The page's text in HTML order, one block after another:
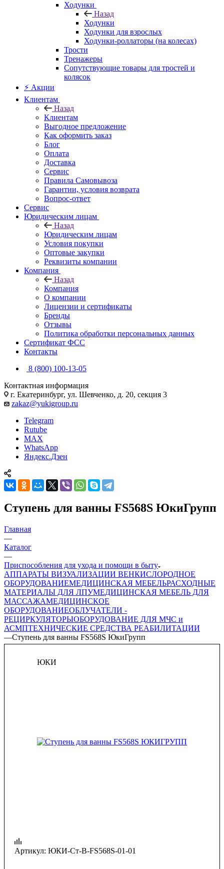
Ходунки
Назад
Ходунки
Ходунки для взрослых
Ходунки-роллаторы (на колесах)
Трости
Тренажеры
Сопутствующие товары для тростей и
колясок
⚡ Акции
Клиентам
Назад
Клиентам
Выгодное предложение
Как оформить заказ
Блог
Оплата
Доставка
Сервис
Правила Самовывоза
Гарантии, условия возврата
Вопрос-ответ
Сервис
Юридическим лицам
Назад
Юридическим лицам
Условия покупки
Оптовые закупки
Реквизиты компании
Компания
Назад
Компания
О компании
Лицензии и сертификаты
Бренды
Отзывы
Политика обработки персональных данных
Сертификат ФСС
Контакты
8 (800) 100-13-05
Контактная информация
г. Екатеринбург, ул. Шевченко, д. 20, секция 3
zakaz@yukigroup.ru
Telegram
Rutube
MAX
WhatsApp
Яндекс.Дзен
Ступень для ванны FS568S ЮкиГрупп
Главная
—
Каталог
—
Приспособления для ухода и помощи в быту
АППАРАТЫ ВИЗУАЛИЗАЦИИ ВЕНКИСЛОРОДНОЕ
ОБОРУДОВАНИЕМЕДИЦИНСКАЯ МЕБЕЛЬРАСХОДНЫЕ
МАТЕРИАЛЫ ДЛЯ ЛПУМЕДИЦИНСКАЯ МЕБЕЛЬ ДЛЯ
МАССАЖАМЕДИЦИНСКОЕ
ОБОРУДОВАНИЕОБЛУЧАТЕЛИ -
РЕЦИРКУЛЯТОРЫОБОРУДОВАНИЕ ДЛЯ МЧС и
АСМПТЕХНИЧЕСКИЕ СРЕДСТВА РЕАБИЛИТАЦИИ
—Ступень для ванны FS568S ЮкиГрупп
ЮКИ
Артикул: ЮКИ-Ст-В-FS568S-01-01